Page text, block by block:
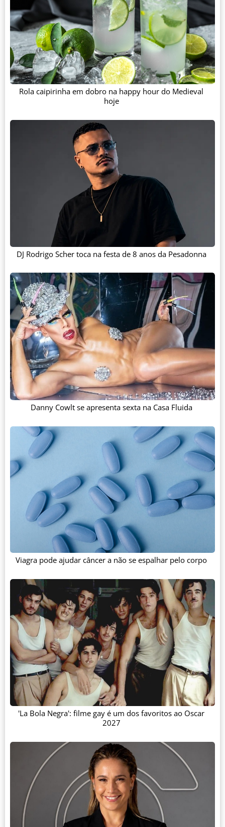
Rola caipirinha em dobro na happy hour do Medieval
hoje
DJ Rodrigo Scher toca na festa de 8 anos da Pesadonna
Danny Cowlt se apresenta sexta na Casa Fluida
Viagra pode ajudar câncer a não se espalhar pelo corpo
'La Bola Negra': filme gay é um dos favoritos ao Oscar
2027